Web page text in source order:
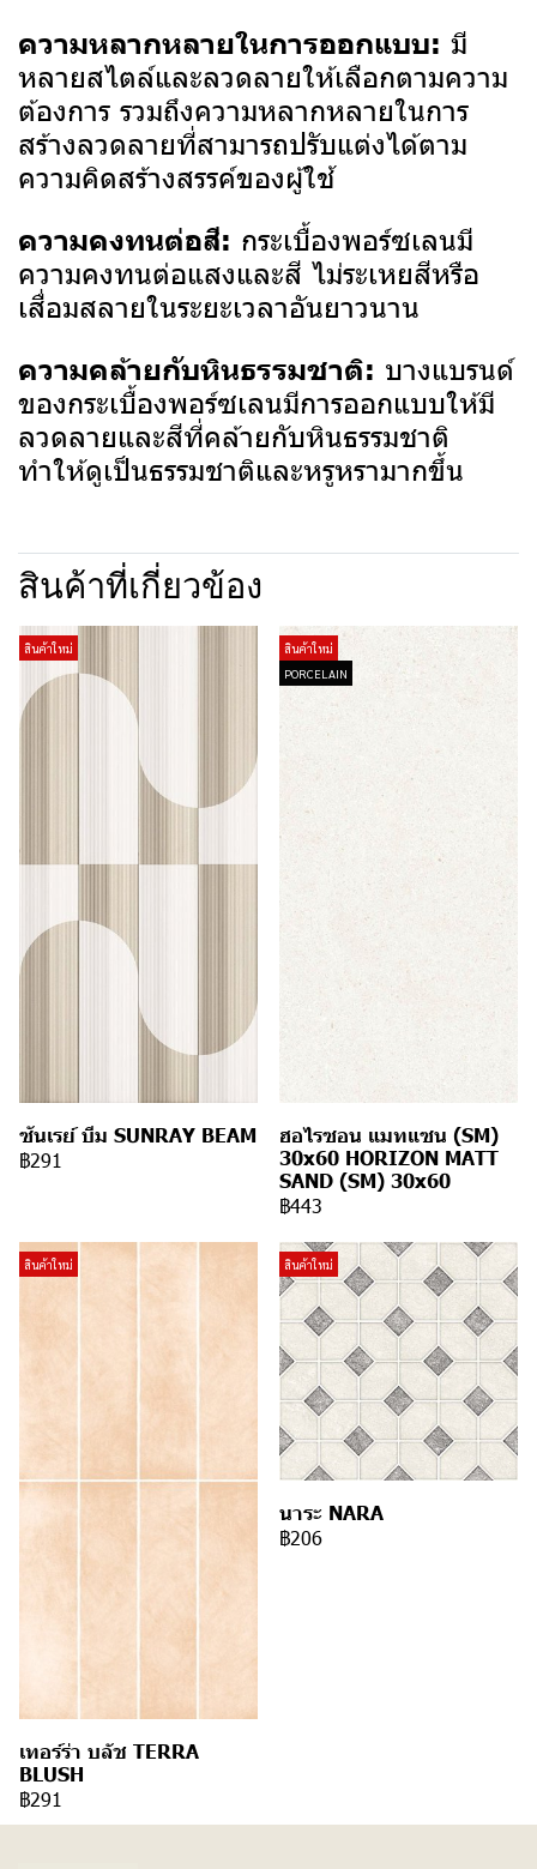
ความหลากหลายในการออกแบบ: มี
หลายสไตล์และลวดลายให้เลือกตามความ
ต้องการ รวมถึงความหลากหลายในการ
สร้างลวดลายที่สามารถปรับแต่งได้ตาม
ความคิดสร้างสรรค์ของผู้ใช้
ความคงทนต่อสี: กระเบื้องพอร์ซเลนมี
ความคงทนต่อแสงและสี ไม่ระเหยสีหรือ
เสื่อมสลายในระยะเวลาอันยาวนาน
ความคล้ายกับหินธรรมชาติ: บางแบรนด์
ของกระเบื้องพอร์ซเลนมีการออกแบบให้มี
ลวดลายและสีที่คล้ายกับหินธรรมชาติ
ทำให้ดูเป็นธรรมชาติและหรูหรามากขึ้น
สินค้าที่เกี่ยวข้อง
สินค้าใหม่
ซันเรย์ บีม SUNRAY BEAM
฿291
สินค้าใหม่
PORCELAIN
ฮอไรซอน แมทแซน (SM)
30x60 HORIZON MATT
SAND (SM) 30x60
฿443
สินค้าใหม่
เทอร์ร่า บลัช TERRA
BLUSH
฿291
สินค้าใหม่
นาระ NARA
฿206